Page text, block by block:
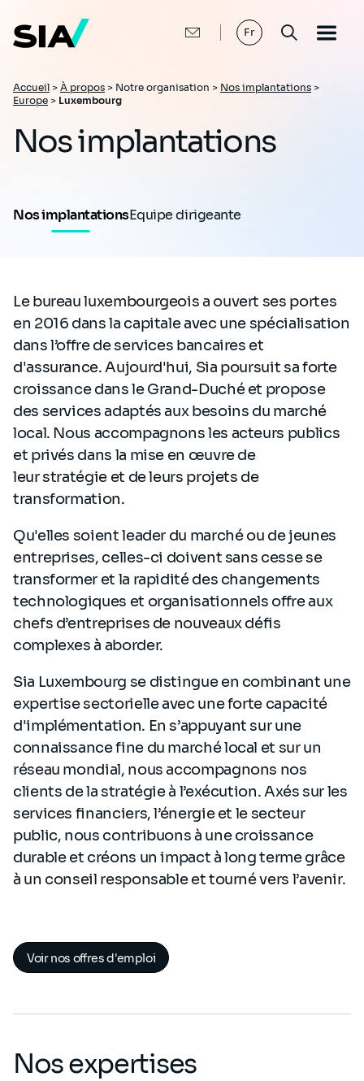
contenu
principal
Fr
Fil
d'Ariane
Accueil > À propos > Notre organisation > Nos implantations >
Europe > Luxembourg
Nos implantations
Nos implantationsEquipe dirigeante
Le bureau luxembourgeois a ouvert ses portes
en 2016 dans la capitale avec une spécialisation
dans l’offre de services bancaires et
d'assurance. Aujourd'hui, Sia poursuit sa forte
croissance dans le Grand-Duché et propose
des services adaptés aux besoins du marché
local. Nous accompagnons les acteurs publics
et privés dans la mise en œuvre de
leur stratégie et de leurs projets de
transformation. ​
Qu'elles soient leader du marché ou de jeunes
entreprises, celles-ci doivent sans cesse se
transformer et la rapidité des changements
technologiques et organisationnels offre aux
chefs d’entreprises de nouveaux défis
complexes à aborder.​
Sia Luxembourg se distingue en combinant une
expertise sectorielle avec une forte capacité
d'implémentation. En s’appuyant sur une
connaissance fine du marché local et sur un
réseau mondial, nous accompagnons nos
clients de la stratégie à l’exécution. Axés sur les
services financiers, l’énergie et le secteur
public, nous contribuons à une croissance
durable et créons un impact à long terme grâce
à un conseil responsable et tourné vers l’avenir.
Voir nos offres d'emploi
Nos expertises